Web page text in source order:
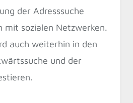
der Adresssuche
mit sozialen Netzwerken.
auch weiterhin in den
und der